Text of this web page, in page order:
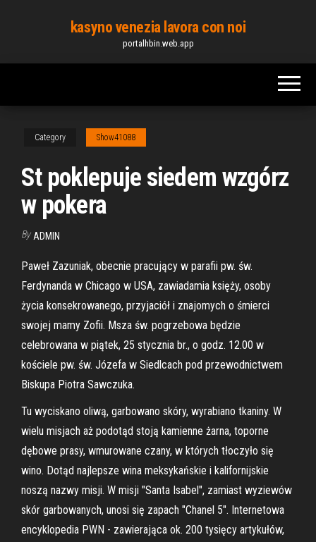
content
kasyno venezia lavora con noi
portalhbin.web.app
Category Show41088
St poklepuje siedem wzgórz
w pokera
By ADMIN
Paweł Zazuniak, obecnie pracujący w parafii pw. św.
Ferdynanda w Chicago w USA, zawiadamia księży, osoby
życia konsekrowanego, przyjaciół i znajomych o śmierci
swojej mamy Zofii. Msza św. pogrzebowa będzie
celebrowana w piątek, 25 stycznia br., o godz. 12.00 w
kościele pw. św. Józefa w Siedlcach pod przewodnictwem
Biskupa Piotra Sawczuka.
Tu wyciskano oliwą, garbowano skóry, wyrabiano tkaniny. W
wielu misjach aż podotąd stoją kamienne żarna, toporne
dębowe prasy, wmurowane czany, w których tłoczyło się
wino. Dotąd najlepsze wina meksykańskie i kalifornijskie
noszą nazwy misji. W misji "Santa Isabel", zamiast wyziewów
skór garbowanych, unosi się zapach "Chanel 5". Internetowa
encyklopedia PWN - zawierająca ok. 200 tysięcy artykułów,